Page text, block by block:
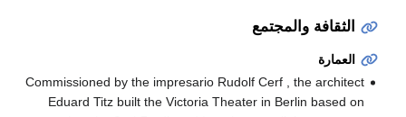
الثقافة والمجتمع
العمارة
Commissioned by the impresario Rudolf Cerf , the architect
Eduard Titz built the Victoria Theater in Berlin based on